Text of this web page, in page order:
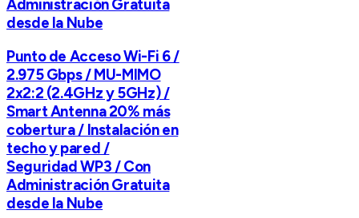
Administración Gratuita
desde la Nube
Punto de Acceso Wi-Fi 6 /
2.975 Gbps / MU-MIMO
2x2:2 (2.4GHz y 5GHz) /
Smart Antenna 20% más
cobertura / Instalación en
techo y pared /
Seguridad WP3 / Con
Administración Gratuita
desde la Nube